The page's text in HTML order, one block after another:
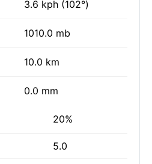
3.6 kph (102°)
1010.0 mb
10.0 km
0.0 mm
20%
5.0